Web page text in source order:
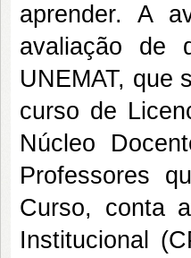
aprender. A
avaliação de
UNEMAT, que
curso de
Núcleo
Professores
Curso, conta
Institucional